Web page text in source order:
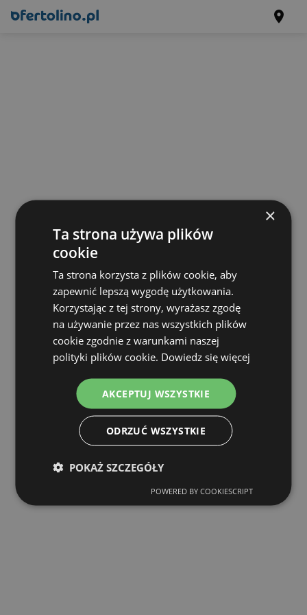
×
Ta strona używa plików
cookie
Ta strona korzysta z plików cookie, aby
zapewnić lepszą wygodę użytkowania.
Korzystając z tej strony, wyrażasz zgodę
na używanie przez nas wszystkich plików
cookie zgodnie z warunkami naszej
polityki plików cookie. Dowiedz się więcej
AKCEPTUJ WSZYSTKIE
ODRZUĆ WSZYSTKIE
POKAŻ SZCZEGÓŁY
POWERED BY COOKIESCRIPT